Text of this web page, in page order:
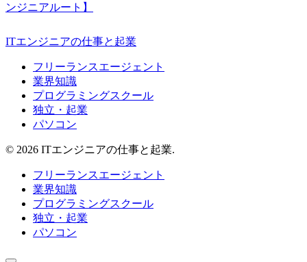
ンジニアルート】
ITエンジニアの仕事と起業
フリーランスエージェント
業界知識
プログラミングスクール
独立・起業
パソコン
© 2026 ITエンジニアの仕事と起業.
フリーランスエージェント
業界知識
プログラミングスクール
独立・起業
パソコン